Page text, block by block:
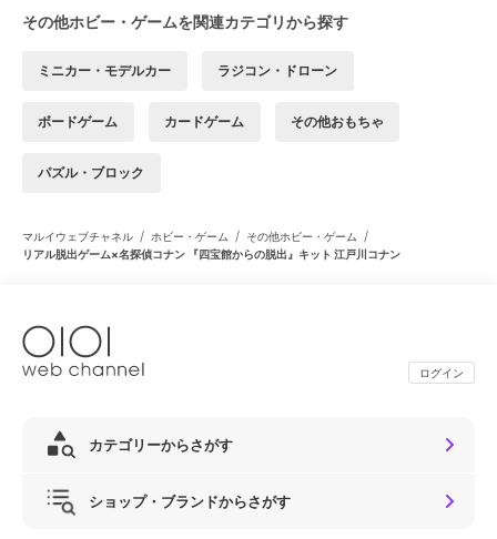
その他ホビー・ゲームを関連カテゴリから探す
ミニカー・モデルカー ラジコン・ドローン
ボードゲーム カードゲーム その他おもちゃ
パズル・ブロック
マルイウェブチャネル / ホビー・ゲーム / その他ホビー・ゲーム /
リアル脱出ゲーム×名探偵コナン 『四宝館からの脱出』キット 江戸川コナン
ログイン
カテゴリーからさがす
ショップ・ブランドからさがす